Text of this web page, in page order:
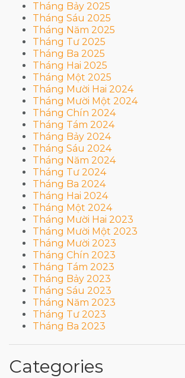
Tháng Bảy 2025
Tháng Sáu 2025
Tháng Năm 2025
Tháng Tư 2025
Tháng Ba 2025
Tháng Hai 2025
Tháng Một 2025
Tháng Mười Hai 2024
Tháng Mười Một 2024
Tháng Chín 2024
Tháng Tám 2024
Tháng Bảy 2024
Tháng Sáu 2024
Tháng Năm 2024
Tháng Tư 2024
Tháng Ba 2024
Tháng Hai 2024
Tháng Một 2024
Tháng Mười Hai 2023
Tháng Mười Một 2023
Tháng Mười 2023
Tháng Chín 2023
Tháng Tám 2023
Tháng Bảy 2023
Tháng Sáu 2023
Tháng Năm 2023
Tháng Tư 2023
Tháng Ba 2023
Categories